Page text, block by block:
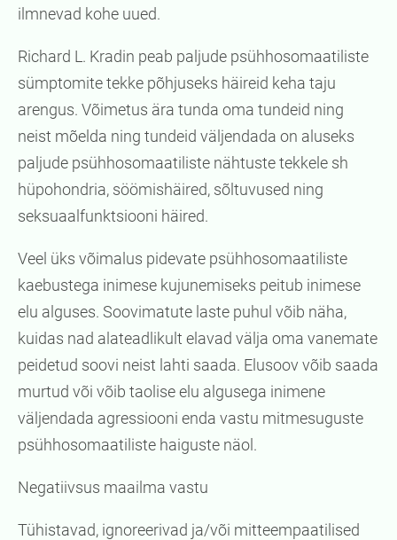
ilmnevad kohe uued.
Richard L. Kradin peab paljude psühhosomaatiliste
sümptomite tekke põhjuseks häireid keha taju
arengus. Võimetus ära tunda oma tundeid ning
neist mõelda ning tundeid väljendada on aluseks
paljude psühhosomaatiliste nähtuste tekkele sh
hüpohondria, söömishäired, sõltuvused ning
seksuaalfunktsiooni häired.
Veel üks võimalus pidevate psühhosomaatiliste
kaebustega inimese kujunemiseks peitub inimese
elu alguses. Soovimatute laste puhul võib näha,
kuidas nad alateadlikult elavad välja oma vanemate
peidetud soovi neist lahti saada. Elusoov võib saada
murtud või võib taolise elu algusega inimene
väljendada agressiooni enda vastu mitmesuguste
psühhosomaatiliste haiguste näol.
Negatiivsus maailma vastu
Tühistavad, ignoreerivad ja/või mitteempaatilised